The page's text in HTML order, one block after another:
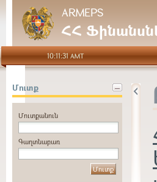
ARMEPS
ՀՀ
10:11:31 AMT
Մուտք
Մուտքանուն
Գաղտնաբառ